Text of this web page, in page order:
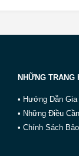
NHỮNG TRANG
• Hướng Dẫn
• Những Điều
• Chính Sách